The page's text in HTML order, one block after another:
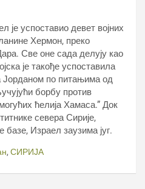
је успоставио девет војних
Хермон, преко
Све оне сада делују као
је такође успоставила
Јорданом по питањима од
борбу против
ћелија Хамаса.” Док
севера Сирије,
базе, Израел заузима југ.
, СИРИЈА